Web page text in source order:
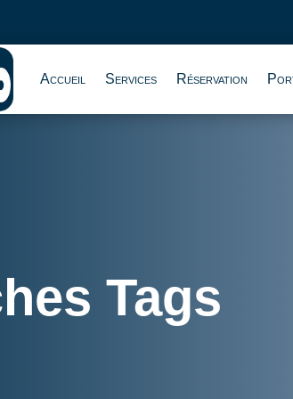
Accueil Services Réservation
Tags